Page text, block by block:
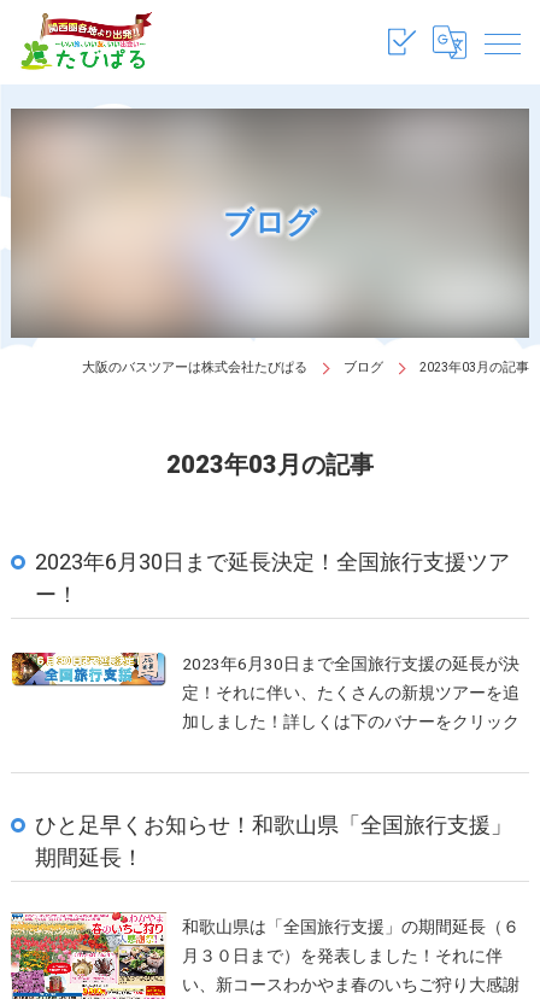
ブログ
大阪のバスツアーは株式会社たびぱる ブログ 2023年03月の記事
2023年03月の記事
2023年6月30日まで延長決定！全国旅行支援ツア
ー！
2023年6月30日まで全国旅行支援の延長が決
定！それに伴い、たくさんの新規ツアーを追
加しました！詳しくは下のバナーをクリック
ひと足早くお知らせ！和歌山県「全国旅行支援」
期間延長！
和歌山県は「全国旅行支援」の期間延長（６
月３０日まで）を発表しました！それに伴
い、新コースわかやま春のいちご狩り大感謝